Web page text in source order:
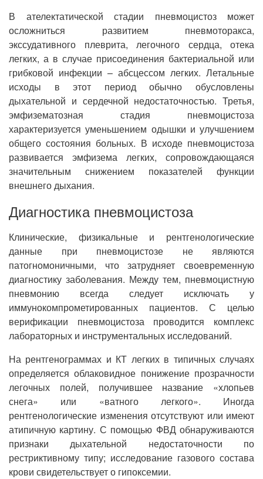
В ателектатической стадии пневмоцистоз может
осложниться развитием пневмоторакса,
экссудативного плеврита, легочного сердца, отека
легких, а в случае присоединения бактериальной или
грибковой инфекции – абсцессом легких. Летальные
исходы в этот период обычно обусловлены
дыхательной и сердечной недостаточностью. Третья,
эмфизематозная стадия пневмоцистоза
характеризуется уменьшением одышки и улучшением
общего состояния больных. В исходе пневмоцистоза
развивается эмфизема легких, сопровождающаяся
значительным снижением показателей функции
внешнего дыхания.
Диагностика пневмоцистоза
Клинические, физикальные и рентгенологические
данные при пневмоцистозе не являются
патогномоничными, что затрудняет своевременную
диагностику заболевания. Между тем, пневмоцистную
пневмонию всегда следует исключать у
иммунокомпрометированных пациентов. С целью
верификации пневмоцистоза проводится комплекс
лабораторных и инструментальных исследований.
На рентгенограммах и КТ легких в типичных случаях
определяется облаковидное понижение прозрачности
легочных полей, получившее название «хлопьев
снега» или «ватного легкого». Иногда
рентгенологические изменения отсутствуют или имеют
атипичную картину. С помощью ФВД обнаруживаются
признаки дыхательной недостаточности по
рестриктивному типу; исследование газового состава
крови свидетельствует о гипоксемии.